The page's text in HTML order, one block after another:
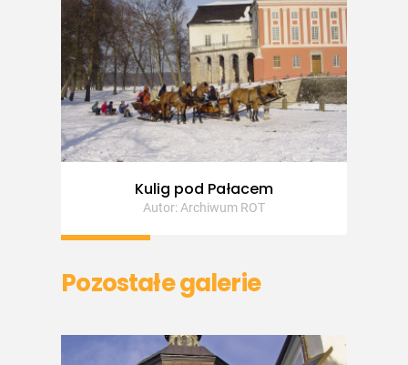
Kulig pod Pałacem
Autor: Archiwum ROT
Pozostałe galerie